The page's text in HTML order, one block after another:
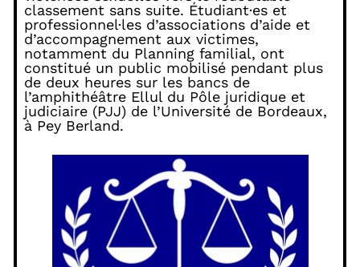
classement sans suite. Étudiant·es et
professionnel·les d’associations d’aide et
d’accompagnement aux victimes,
notamment du Planning familial, ont
constitué un public mobilisé pendant plus
de deux heures sur les bancs de
l’amphithéâtre Ellul du Pôle juridique et
judiciaire (PJJ) de l’Université de Bordeaux,
à Pey Berland.